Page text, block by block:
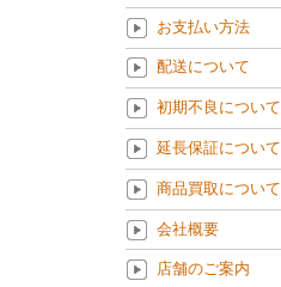
お支払い方法
配送について
初期不良について
延長保証について
商品買取について
会社概要
店舗のご案内